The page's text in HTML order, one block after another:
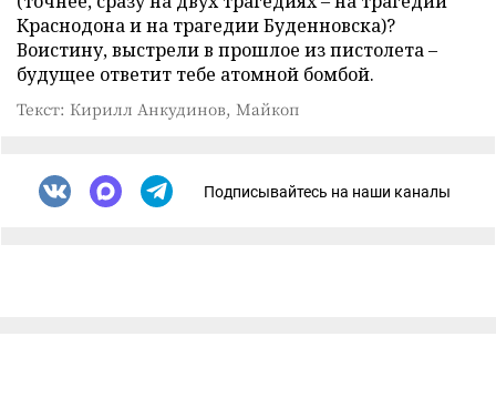
Краснодона и на трагедии Буденновска)?
Воистину, выстрели в прошлое из пистолета –
будущее ответит тебе атомной бомбой.
Текст: Кирилл Анкудинов, Майкоп
Подписывайтесь на наши каналы